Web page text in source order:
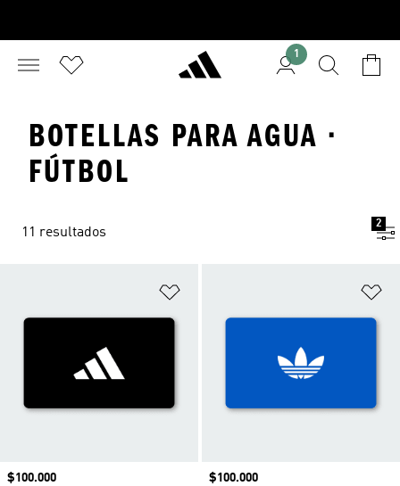
1
BOTELLAS PARA AGUA ·
FÚTBOL
11 resultados
2
Precio
$100.000
Precio
$100.000